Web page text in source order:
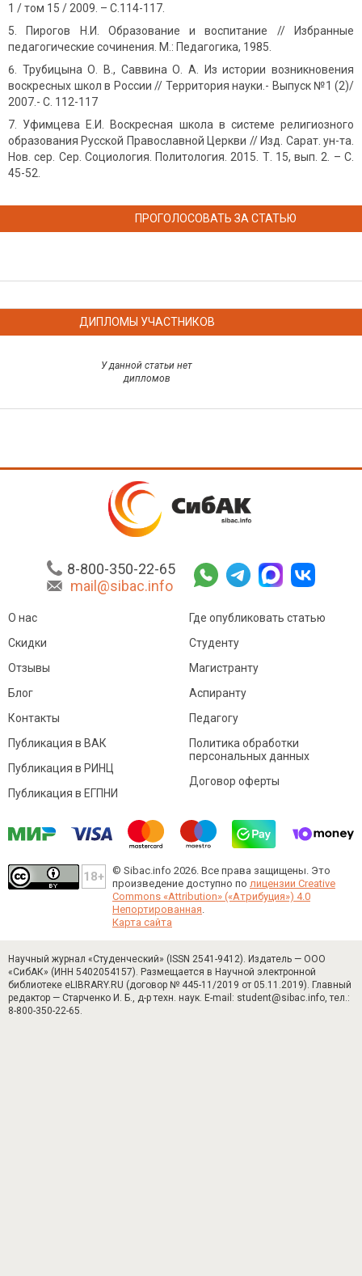
1 / том 15 / 2009. – С.114-117.
Пирогов Н.И. Образование и воспитание // Избранные
педагогические сочинения. М.: Педагогика, 1985.
Трубицына О. В., Саввина О. А. Из истории возникновения
воскресных школ в России // Территория науки.- Выпуск №1 (2)/
2007.- С. 112-117
Уфимцева Е.И. Воскресная школа в системе религиозного
образования Русской Православной Церкви // Изд. Сарат. ун-та.
Нов. сер. Сер. Социология. Политология. 2015. Т. 15, вып. 2. – С.
45-52.
ПРОГОЛОСОВАТЬ ЗА СТАТЬЮ
ДИПЛОМЫ УЧАСТНИКОВ
У данной статьи нет
дипломов
8-800-350-22-65
mail@sibac.info
О нас
Скидки
Отзывы
Блог
Контакты
Где опубликовать статью
Студенту
Магистранту
Аспиранту
Педагогу
Публикация в ВАК
Публикация в РИНЦ
Публикация в ЕГПНИ
Политика обработки
персональных данных
Договор оферты
© Sibac.info 2026. Все права защищены. Это
произведение доступно по лицензии Creative
Commons «Attribution» («Атрибуция») 4.0
Непортированная.
Карта сайта
Научный журнал «Студенческий» (ISSN 2541-9412). Издатель — ООО
«СибАК» (ИНН 5402054157). Размещается в Научной электронной
библиотеке eLIBRARY.RU (договор № 445-11/2019 от 05.11.2019). Главный
редактор — Старченко И. Б., д-р техн. наук. E-mail: student@sibac.info, тел.:
8-800-350-22-65.